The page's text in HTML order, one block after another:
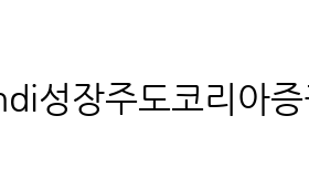
성장주도코리아